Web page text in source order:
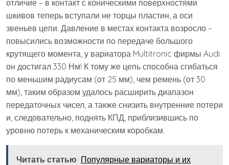
отличие – в контакт с коническими поверхностями
шкивов теперь вступали не торцы пластин, а оси
звеньев цепи. Давление в местах контакта возросло –
повысились возможности по передаче большого
крутящего момента, у вариатора Multitronic фирмы Audi
он достигал 330 Нм! К тому же цепь способна сгибаться
по меньшим радиусам (от 25 мм), чем ремень (от 30
мм), таким образом удалось расширить диапазон
передаточных чисел, а также снизить внутренние потери
и, следовательно, поднять КПД, приблизившись по
уровню потерь к механическим коробкам.
Читать статью Популярные вариаторы и их